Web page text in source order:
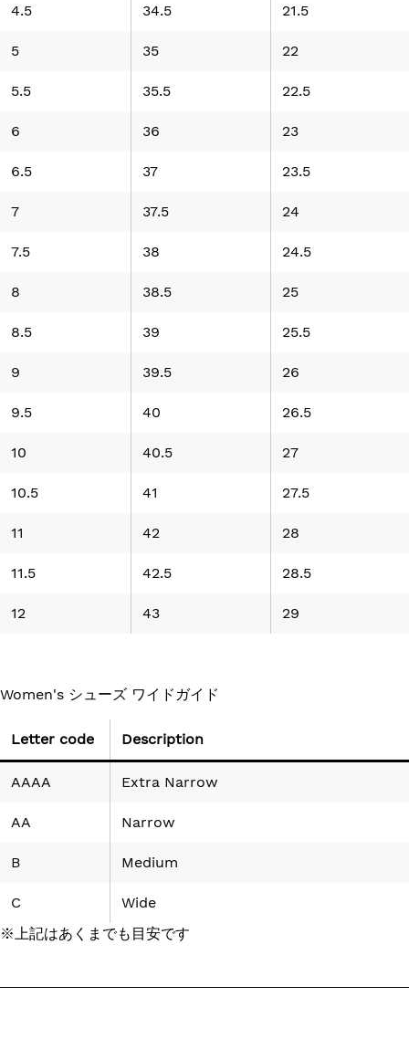
4.5 34.5 21.5
5 35 22
5.5 35.5 22.5
6 36 23
6.5 37 23.5
7 37.5 24
7.5 38 24.5
8 38.5 25
8.5 39 25.5
9 39.5 26
9.5 40 26.5
10 40.5 27
10.5 41 27.5
11 42 28
11.5 42.5 28.5
12 43 29
Women's シューズ ワイドガイド
Letter code Description
AAAA Extra Narrow
AA Narrow
B Medium
C
Wide
※上記はあくまでも目安です